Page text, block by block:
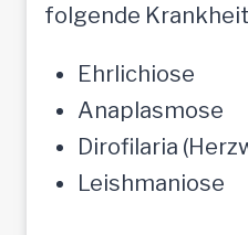
folgende
Ehrlichiose
Anaplasmose
Dirofilaria
Leishmaniose